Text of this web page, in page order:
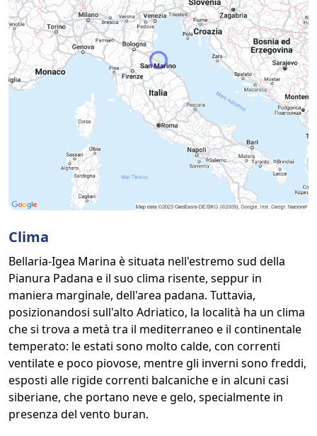
Clima
Bellaria-Igea Marina è situata nell'estremo sud della
Pianura Padana e il suo clima risente, seppur in
maniera marginale, dell'area padana. Tuttavia,
posizionandosi sull'alto Adriatico, la località ha un clima
che si trova a metà tra il mediterraneo e il continentale
temperato: le estati sono molto calde, con correnti
ventilate e poco piovose, mentre gli inverni sono freddi,
esposti alle rigide correnti balcaniche e in alcuni casi
siberiane, che portano neve e gelo, specialmente in
presenza del vento buran.